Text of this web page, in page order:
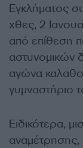
Εγκλήματος
χθες, 2
από επίθεση
αστυνομικών
αγώνα
γυμναστήριο
Ειδικότερα,